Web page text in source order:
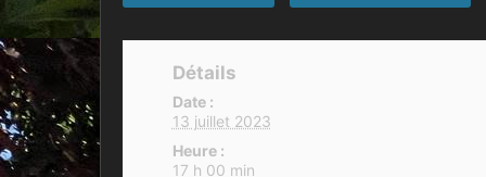
Détails
Date :
13 juillet 2023
Heure :
17 h 00 min